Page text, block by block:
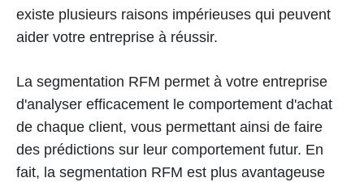
existe plusieurs raisons impérieuses qui peuvent
aider votre entreprise à réussir.
La segmentation RFM permet à votre entreprise
d'analyser efficacement le comportement d'achat
de chaque client, vous permettant ainsi de faire
des prédictions sur leur comportement futur. En
fait, la segmentation RFM est plus avantageuse